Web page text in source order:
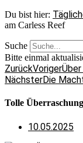
Du bist hier:
am Carless Reef
Suche
Bitte einmal
ZurückVoriger
NächsterDie
Tolle
10.05.2025